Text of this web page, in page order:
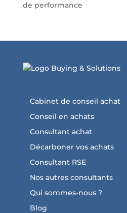
de performance
Cabinet de conseil achat
Conseil en achats
Consultant achat
Décarboner vos achats
Consultant RSE
Nos autres consultants
Qui sommes-nous ?
Blog